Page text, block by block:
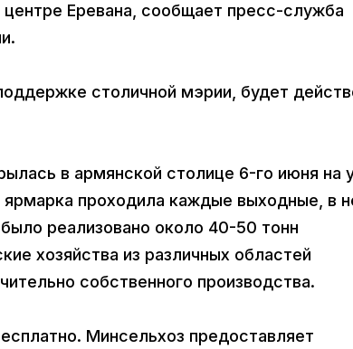
Еревана, сообщает пресс-служба
столичной мэрии, будет
в армянской столице 6-го июня на
проходила каждые выходные, в
реализовано около 40-50 тонн
хозяйства из различных областей
собственного производства.
Минсельхоз предоставляет